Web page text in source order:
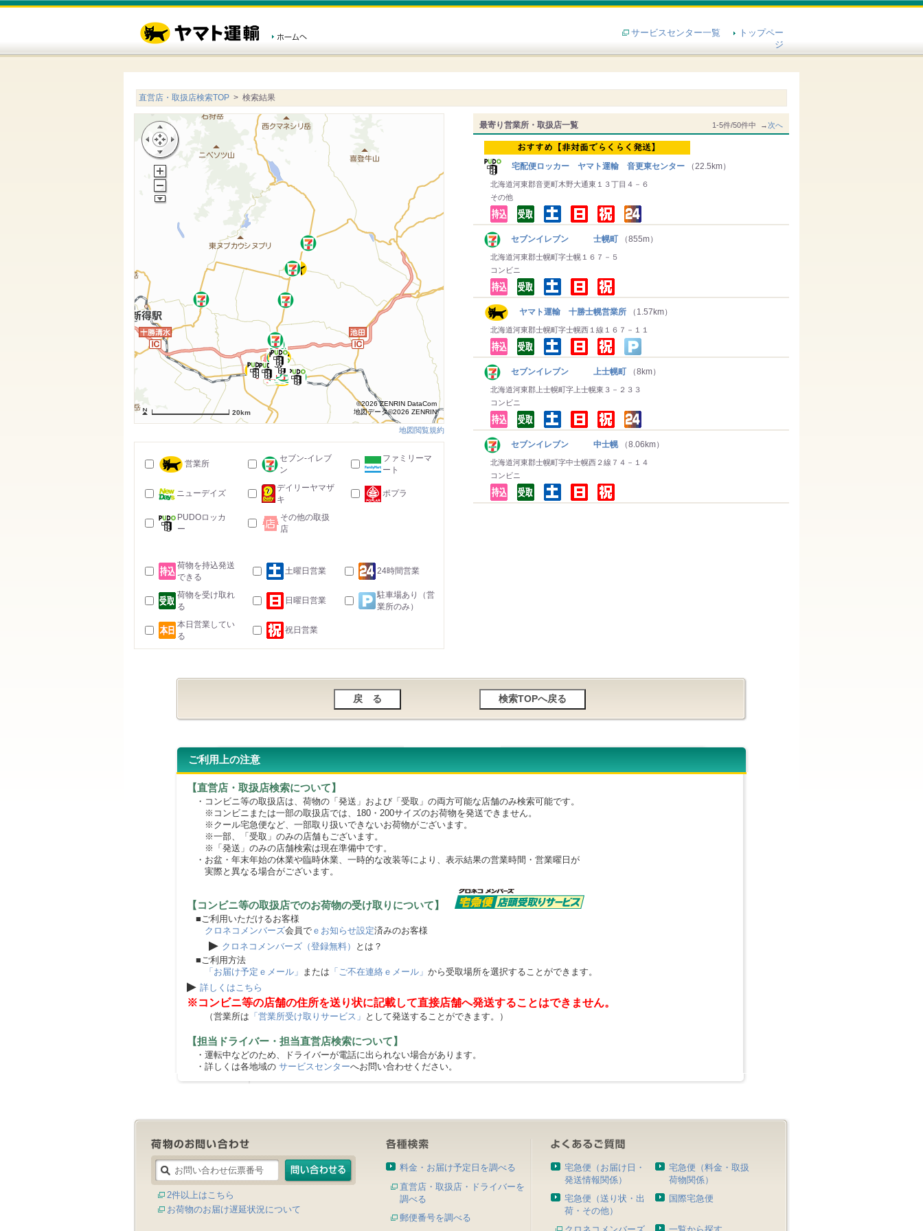
サービスセンター一覧
トップペー
ジ
直営店・取扱店検索TOP > 検索結果
最寄り営業所・取扱店一覧 1-5件/50件中 →次へ
宅配便ロッカー ヤマト運輸 音更東センター （22.5km）
北海道河東郡音更町木野大通東１３丁目４－６
その他
セブンイレブン 士幌町 （855m）
北海道河東郡士幌町字士幌１６７－５
コンビニ
ヤマト運輸 十勝士幌営業所 （1.57km）
北海道河東郡士幌町字士幌西１線１６７－１１
セブンイレブン 上士幌町 （8km）
北海道河東郡上士幌町字上士幌東３－２３３
コンビニ
セブンイレブン 中士幌 （8.06km）
北海道河東郡士幌町字中士幌西２線７４－１４
コンビニ
20km
©2026 ZENRIN DataCom
地図データ©2026 ZENRIN
地図閲覧規約
営業所
セブン-イレブ
ン
ファミリーマ
ート
ニューデイズ
デイリーヤマザ
キ
ポプラ
PUDOロッカ
ー
その他の取扱
店
荷物を持込発送
できる
土曜日営業 24時間営業
荷物を受け取れ
る
日曜日営業
駐車場あり（営
業所のみ）
本日営業してい
る
祝日営業
ご利用上の注意
【直営店・取扱店検索について】
・コンビニ等の取扱店は、荷物の「発送」および「受取」の両方可能な店舗のみ検索可能です。
※コンビニまたは一部の取扱店では、180・200サイズのお荷物を発送できません。
※クール宅急便など、一部取り扱いできないお荷物がございます。
※一部、「受取」のみの店舗もございます。
※「発送」のみの店舗検索は現在準備中です。
・お盆・年末年始の休業や臨時休業、一時的な改装等により、表示結果の営業時間・営業曜日が
実際と異なる場合がございます。
【コンビニ等の取扱店でのお荷物の受け取りについて】
■ご利用いただけるお客様
クロネコメンバーズ会員で ｅお知らせ設定済みのお客様
▶ クロネコメンバーズ（登録無料）
とは？
■ご利用方法
「お届け予定ｅメール」 または 「ご不在連絡ｅメール」 から受取場所を選択することができます。
▶ 詳しくはこちら
※コンビニ等の店舗の住所を送り状に記載して直接店舗へ発送することはできません。
（営業所は 「営業所受け取りサービス」 として発送することができます。）
【担当ドライバー・担当直営店検索について】
・運転中などのため、ドライバーが電話に出られない場合があります。
・詳しくは各地域の サービスセンターへお問い合わせください。
2件以上はこちら
お荷物のお届け遅延状況について
料金・お届け予定日を調べる
直営店・取扱店・ドライバーを
調べる
郵便番号を調べる
宅急便（お届け日・
発送情報関係）
宅急便（料金・取扱
荷物関係）
宅急便（送り状・出
荷・その他）
国際宅急便